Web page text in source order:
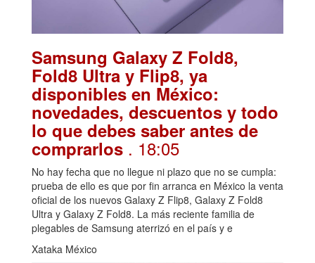
Samsung Galaxy Z Fold8,
Fold8 Ultra y Flip8, ya
disponibles en México:
novedades, descuentos y todo
lo que debes saber antes de
comprarlos . 18:05
No hay fecha que no llegue ni plazo que no se cumpla:
prueba de ello es que por fin arranca en México la venta
oficial de los nuevos Galaxy Z Flip8, Galaxy Z Fold8
Ultra y Galaxy Z Fold8. La más reciente familia de
plegables de Samsung aterrizó en el país y e
Xataka México